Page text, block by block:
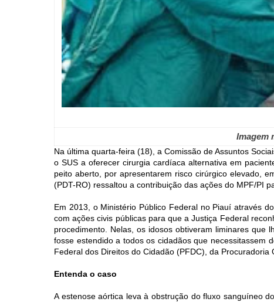
Imagem
Na última quarta-feira (18), a Comissão de Assuntos
o SUS a oferecer cirurgia cardíaca alternativa em
peito aberto, por apresentarem risco cirúrgico elevado,
(PDT-RO) ressaltou a contribuição das ações do MPF/PI
Em 2013, o Ministério Público Federal no Piauí através
com ações civis públicas para que a Justiça Federal
procedimento. Nelas, os idosos obtiveram liminares
fosse estendido a todos os cidadãos que necessitassem
Federal dos Direitos do Cidadão (PFDC), da Procuradoria
Entenda o caso
A estenose aórtica leva à obstrução do fluxo sanguíneo